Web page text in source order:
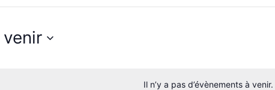
Il n’y a pas d’évènements à venir.
venir